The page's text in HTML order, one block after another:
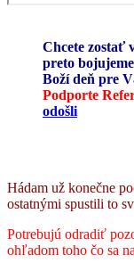
Chcete zostať
preto
Boží deň pre
Podporte
odošli
Hádam už konečne
ostatnými spustili to
Potrebujú odradiť
ohľadom toho čo sa